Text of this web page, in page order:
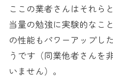
ここの業者さんはそれら
当量の勉強に実験的なこ
の性能もパワーアップし
うです（同業他者さんを
いません）。